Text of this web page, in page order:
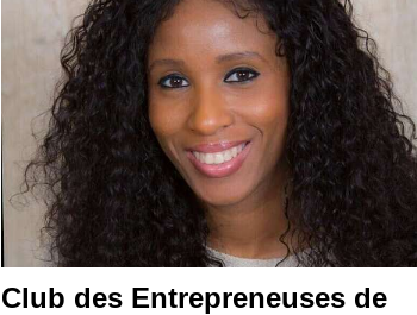
Club des Entrepreneuses de